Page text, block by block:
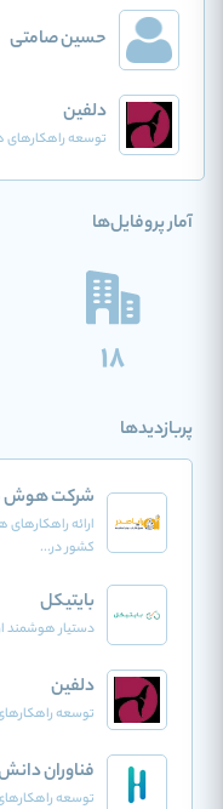
حسین صامتی
دلفین
توسعه
آمار پروفایل‌ها
18
پربازدیدها
شرکت هوش
ارائه
کشور در...
بایتیکل
دستیار هوشمند
دلفین
توسعه
فناوران
توسعه